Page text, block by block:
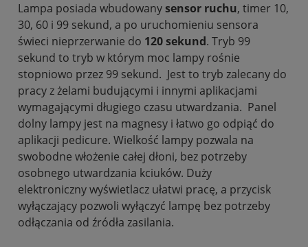
Lampa posiada wbudowanysensor ruchu, timer 10,
30, 60 i 99 sekund, a po uruchomieniu sensora
świeci nieprzerwanie do 120 sekund. Tryb 99
sekund to tryb w którym moc lampy rośnie
stopniowo przez 99 sekund. Jest to tryb zalecany do
pracy z żelami budującymi i innymi aplikacjami
wymagającymi długiego czasu utwardzania. Panel
dolny lampy jest na magnesy i łatwo go odpiąć do
aplikacji pedicure. Wielkość lampy pozwala na
swobodne włożenie całej dłoni, bez potrzeby
osobnego utwardzania kciuków. Duży
elektroniczny wyświetlacz ułatwi pracę, a przycisk
wyłączający pozwoli wyłączyć lampę bez potrzeby
odłączania od źródła zasilania.